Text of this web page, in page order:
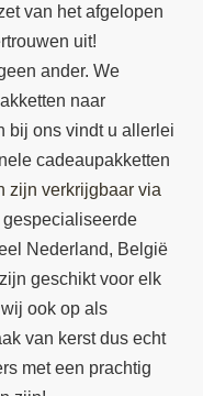
van het afgelopen
uit!
ander. We
naar
bij ons vindt u allerlei
cadeaupakketten
zijn verkrijgbaar via
gespecialiseerde
Nederland, België
geschikt voor elk
ook op als
van kerst dus echt
met een prachtig